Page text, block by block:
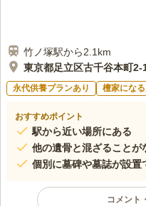
竹ノ塚駅から2.1km
東京都足立区古千谷本町2-
永代供養プランあり 檀家にな
おすすめポイント
駅から近い場所にある
他の遺骨と混ざることが
個別に墓碑や墓誌が設置
コメント